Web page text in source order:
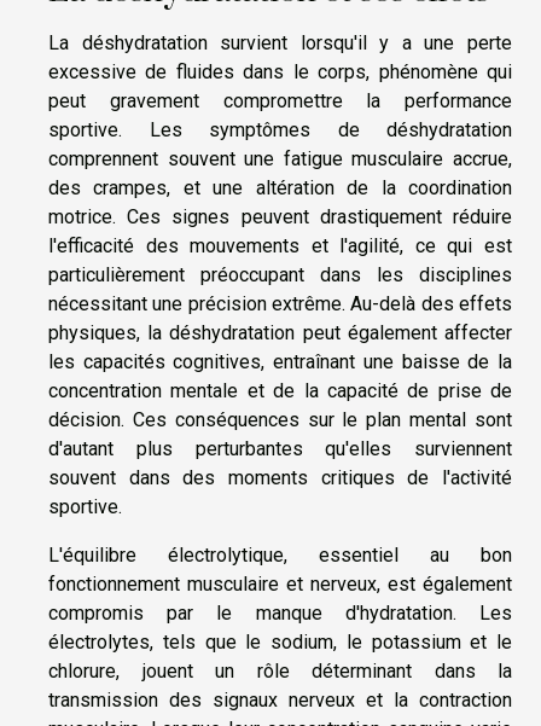
La déshydratation survient lorsqu'il y a une perte
excessive de fluides dans le corps, phénomène qui
peut gravement compromettre la performance
sportive. Les symptômes de déshydratation
comprennent souvent une fatigue musculaire accrue,
des crampes, et une altération de la coordination
motrice. Ces signes peuvent drastiquement réduire
l'efficacité des mouvements et l'agilité, ce qui est
particulièrement préoccupant dans les disciplines
nécessitant une précision extrême. Au-delà des effets
physiques, la déshydratation peut également affecter
les capacités cognitives, entraînant une baisse de la
concentration mentale et de la capacité de prise de
décision. Ces conséquences sur le plan mental sont
d'autant plus perturbantes qu'elles surviennent
souvent dans des moments critiques de l'activité
sportive.
L'équilibre électrolytique, essentiel au bon
fonctionnement musculaire et nerveux, est également
compromis par le manque d'hydratation. Les
électrolytes, tels que le sodium, le potassium et le
chlorure, jouent un rôle déterminant dans la
transmission des signaux nerveux et la contraction